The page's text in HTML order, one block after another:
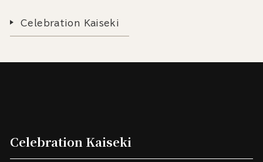
Celebration Kaiseki
Celebration Kaiseki